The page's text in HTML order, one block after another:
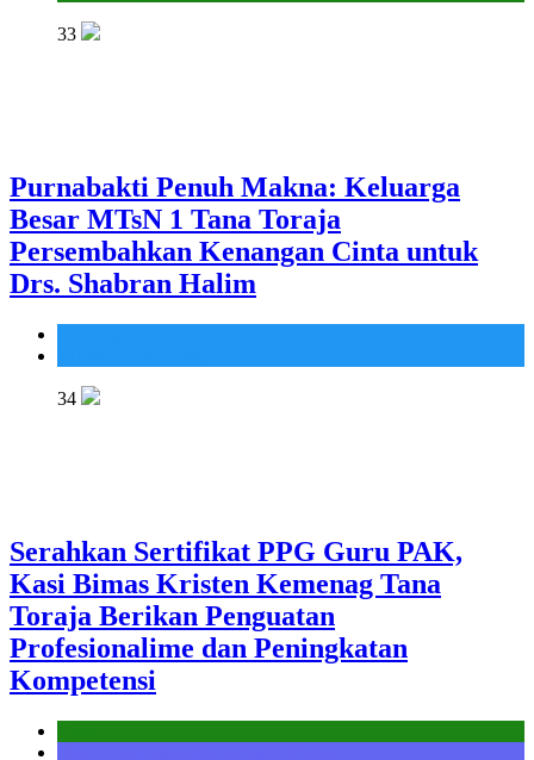
33
Purnabakti Penuh Makna: Keluarga
Besar MTsN 1 Tana Toraja
Persembahkan Kenangan Cinta untuk
Drs. Shabran Halim
34
Serahkan Sertifikat PPG Guru PAK,
Kasi Bimas Kristen Kemenag Tana
Toraja Berikan Penguatan
Profesionalime dan Peningkatan
Kompetensi